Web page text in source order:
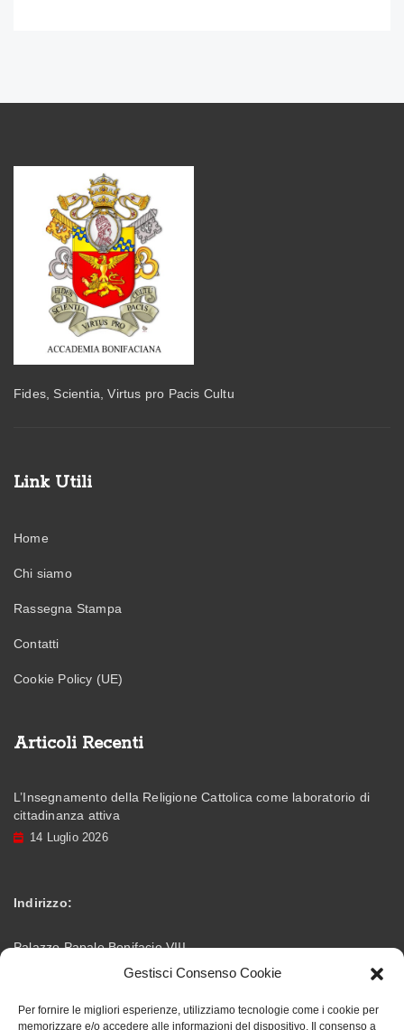
Gestisci Consenso Cookie
Per fornire le migliori esperienze, utilizziamo tecnologie come i cookie per
memorizzare e/o accedere alle informazioni del dispositivo. Il consenso a
Fides, Scientia, Virtus pro Pacis Cultu
Link Utili
Home
Chi siamo
Rassegna Stampa
Contatti
Cookie Policy (UE)
Articoli Recenti
L’Insegnamento della Religione Cattolica come laboratorio di
cittadinanza attiva
14 Luglio 2026
Indirizzo:
Palazzo Papale Bonifacio VIII